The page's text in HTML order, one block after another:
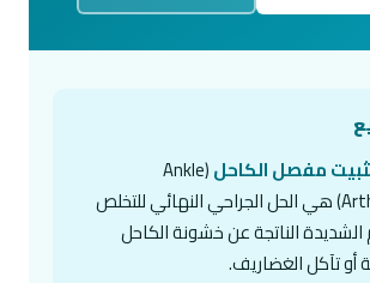
مفصل الكاحل (Ankle
Arthrodesis) هي الحل الجراحي النهائي للتخلص
الشديدة الناتجة عن خشونة الكاحل
أو تآكل الغضاريف.